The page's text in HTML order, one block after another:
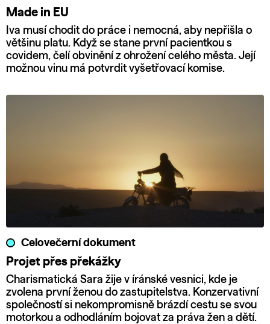
Made in EU
Iva musí chodit do práce i nemocná, aby nepřišla o
většinu platu. Když se stane první pacientkou s
covidem, čelí obvinění z ohrožení celého města. Její
možnou vinu má potvrdit vyšetřovací komise.
Celovečerní dokument
Projet přes překážky
Charismatická Sara žije v íránské vesnici, kde je
zvolena první ženou do zastupitelstva. Konzervativní
společností si nekompromisně brázdí cestu se svou
motorkou a odhodláním bojovat za práva žen a dětí.